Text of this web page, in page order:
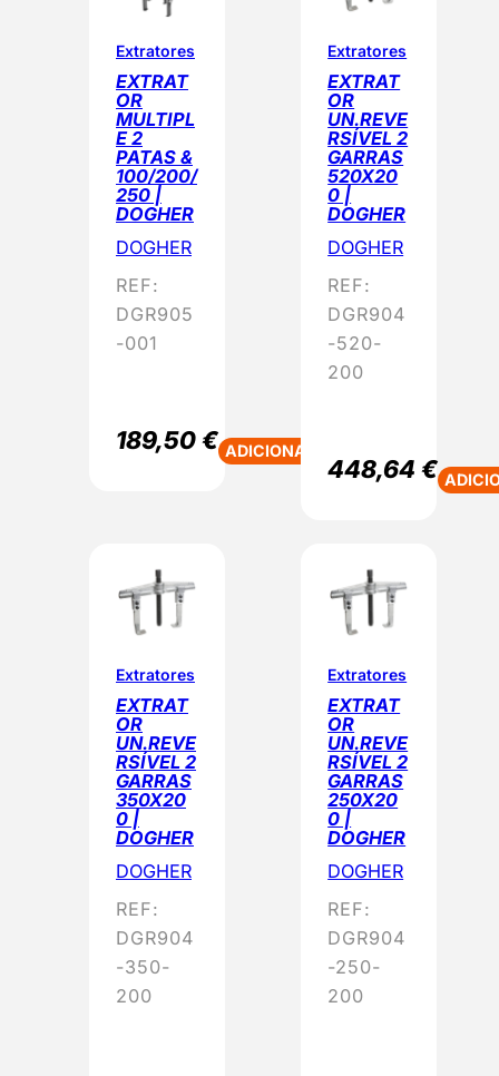
Extratores
EXTRAT
OR
MULTIPL
E 2
PATAS &
100/200/
250 |
DOGHER
DOGHER
REF:
DGR905
-001
189,50€ ADICIONAR
Extratores
EXTRAT
OR
UN.REVE
RSÍVEL 2
GARRAS
520X20
0 |
DOGHER
DOGHER
REF:
DGR904
-520-
200
448,64€
Extratores
EXTRAT
OR
UN.REVE
RSÍVEL 2
GARRAS
350X20
0 |
DOGHER
DOGHER
REF:
DGR904
-350-
200
Extratores
EXTRAT
OR
UN.REVE
RSÍVEL 2
GARRAS
250X20
0 |
DOGHER
DOGHER
REF:
DGR904
-250-
200